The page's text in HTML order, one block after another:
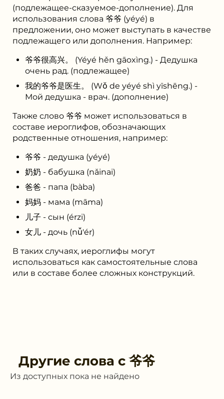
(подлежащее-сказуемое-дополнение). Для
использования слова 爷爷 (yéyé) в
предложении, оно может выступать в качестве
подлежащего или дополнения. Например:
爷爷很高兴。 (Yéyé hěn gāoxìng.) - Дедушка
очень рад. (подлежащее)
我的爷爷是医生。 (Wǒ de yéyé shì yīshēng.) -
Мой дедушка - врач. (дополнение)
Также слово 爷爷 может использоваться в
составе иероглифов, обозначающих
родственные отношения, например:
爷爷 - дедушка (yéyé)
奶奶 - бабушка (nǎinai)
爸爸 - папа (bàba)
妈妈 - мама (māma)
儿子 - сын (érzi)
女儿 - дочь (nǚ'ér)
В таких случаях, иероглифы могут
использоваться как самостоятельные слова
или в составе более сложных конструкций.
Другие слова с爷爷
Из доступных пока не найдено